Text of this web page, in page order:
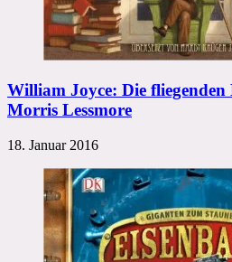
William Joyce: Die fliegenden
Morris Lessmore
18. Januar 2016